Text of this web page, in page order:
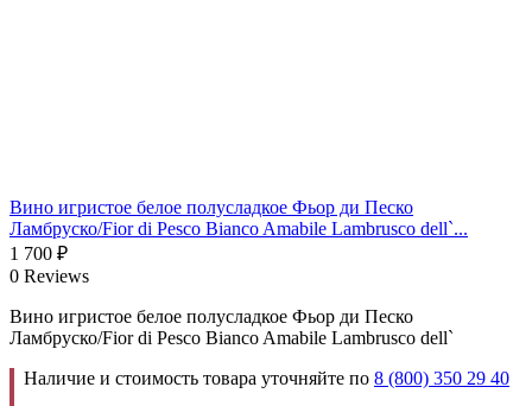
Вино игристое белое полусладкое Фьор ди Песко
Ламбруско/Fior di Pesco Bianco Amabile Lambrusco dell`...
1 700 ₽
0 Reviews
Вино игристое белое полусладкое Фьор ди Песко
Ламбруско/Fior di Pesco Bianco Amabile Lambrusco dell`
Наличие и стоимость товара уточняйте по 8 (800) 350 29 40